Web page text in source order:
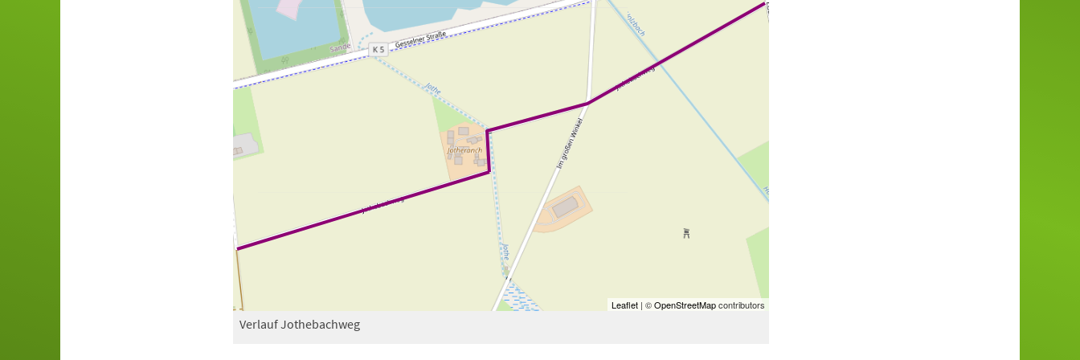
Leaflet| ©OpenStreetMapcontributors
Verlauf Jothebachweg